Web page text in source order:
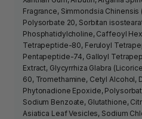
Fragrance, Simmondsia
Polysorbate 20, Sorbitan
Phosphatidylcholine, Caffeoyl
Tetrapeptide-80, Feruloyl
Pentapeptide-74, Galloyl
Extract, Glycyrrhiza Glabra
60, Tromethamine, Cetyl Alcohol,
Phytonadione Epoxide,
Sodium Benzoate, Glutathione,
Asiatica Leaf Vesicles, Sodium